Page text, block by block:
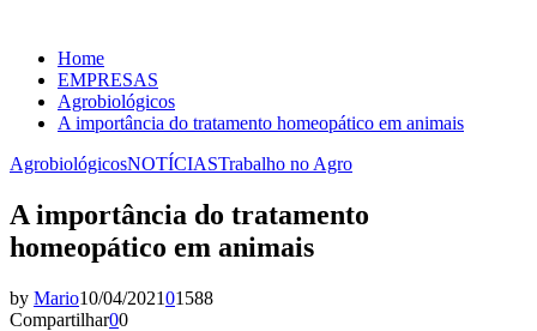
Home
EMPRESAS
Agrobiológicos
A importância do tratamento homeopático em animais
AgrobiológicosNOTÍCIASTrabalho no Agro
A importância do tratamento
homeopático em animais
by Mario10/04/202101588
Compartilhar00